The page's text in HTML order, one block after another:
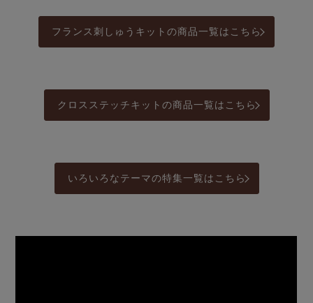
フランス刺しゅうキットの商品一覧はこちら
クロスステッチキットの商品一覧はこちら
いろいろなテーマの特集一覧はこちら